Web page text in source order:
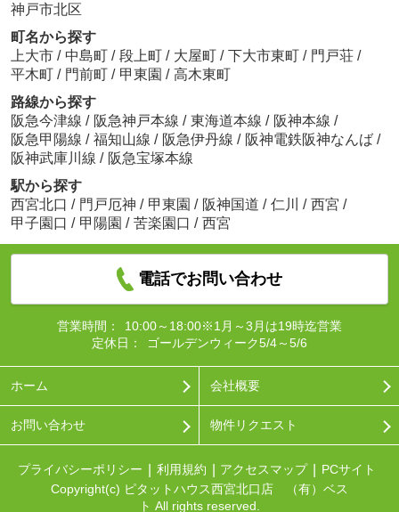
神戸市北区
町名から探す
上大市 / 中島町 / 段上町 / 大屋町 / 下大市東町 / 門戸荘 /
平木町 / 門前町 / 甲東園 / 高木東町
路線から探す
阪急今津線 / 阪急神戸本線 / 東海道本線 / 阪神本線 /
阪急甲陽線 / 福知山線 / 阪急伊丹線 / 阪神電鉄阪神なんば /
阪神武庫川線 / 阪急宝塚本線
駅から探す
西宮北口 / 門戸厄神 / 甲東園 / 阪神国道 / 仁川 / 西宮 /
甲子園口 / 甲陽園 / 苦楽園口 / 西宮
電話でお問い合わせ
営業時間：
10:00～18:00※1月～3月は19時迄営業
定休日：
ゴールデンウィーク5/4～5/6
ホーム 会社概要
お問い合わせ 物件リクエスト
プライバシーポリシー 利用規約 アクセスマップ
PCサイト
Copyright(c) ピタットハウス西宮北口店 （有）ベス
ト All rights reserved.